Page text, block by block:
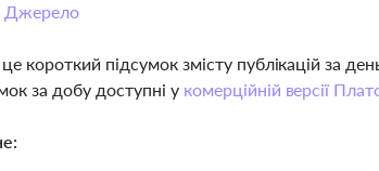
Джерело
короткий підсумок змісту публікацій за
за добу доступні у комерційній версії